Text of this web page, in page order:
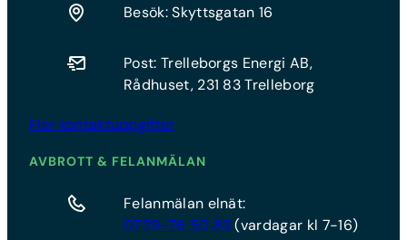
Besök: Skyttsgatan 16
Post: Trelleborgs Energi AB,
Rådhuset, 231 83 Trelleborg
Fler kontaktuppgifter
AVBROTT & FELANMÄLAN
Felanmälan elnät:
0729-76 50 83(vardagar kl 7-16)